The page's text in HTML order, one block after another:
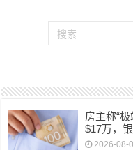
房主称“
$17万，
2026-08-